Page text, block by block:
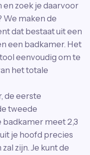
zoek je daarvoor
maken de
dat bestaat uit een
een badkamer. Het
eenvoudig om te
het totale
de eerste
tweede
badkamer meet 2,3
uit je hoofd precies
zijn. Je kunt de